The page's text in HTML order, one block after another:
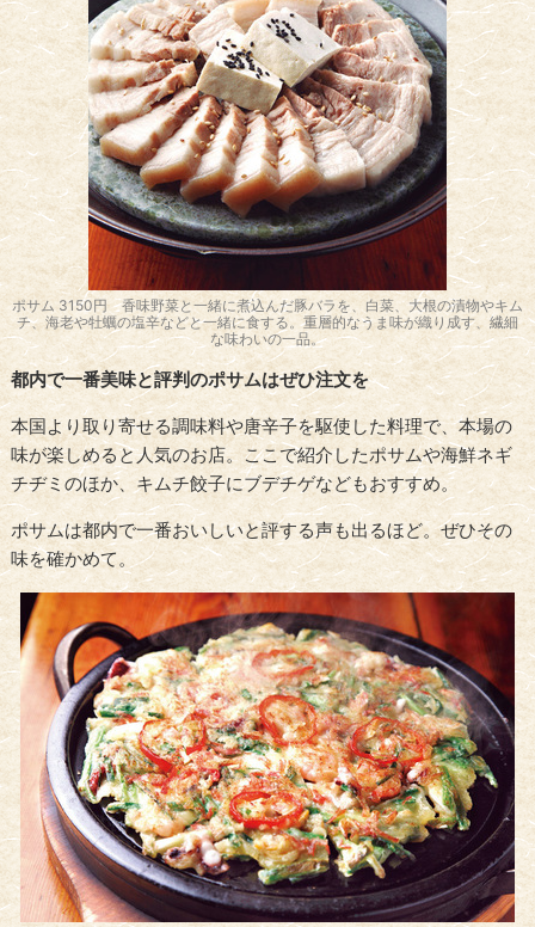
ポサム 3150円 香味野菜と一緒に煮込んだ豚バラを、白菜、大根の漬物やキム
チ、海老や牡蠣の塩辛などと一緒に食する。重層的なうま味が織り成す、繊細
な味わいの一品。
都内で一番美味と評判のポサムはぜひ注文を
本国より取り寄せる調味料や唐辛子を駆使した料理で、本場の
味が楽しめると人気のお店。ここで紹介したポサムや海鮮ネギ
チヂミのほか、キムチ餃子にブデチゲなどもおすすめ。
ポサムは都内で一番おいしいと評する声も出るほど。ぜひその
味を確かめて。